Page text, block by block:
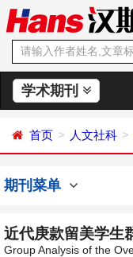
学术期刊
首页 人文社科
期刊菜单
近代庚款留美学生
Group Analysis of the